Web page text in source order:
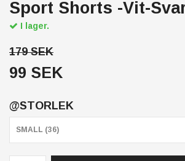
Sport Shorts -Vit-
I lager.
179 SEK
99 SEK
@STORLEK
SMALL (36)